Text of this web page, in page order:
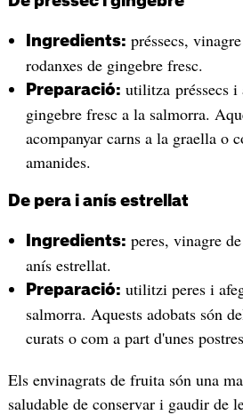
Ingredients: préssecs,
rodanxes de gingebre fresc.
Preparació: utilitza préssecs i
gingebre fresc a la salmorra.
acompanyar carns a la graella o
amanides.
De pera i anís estrellat
Ingredients: peres, vinagre
anís estrellat.
Preparació: utilitzi peres i
salmorra. Aquests adobats són
curats o com a part d'unes
Els envinagrats de fruita són una
saludable de conservar i gaudir de